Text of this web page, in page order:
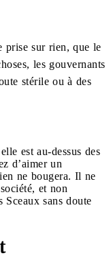
prise sur rien, que le
les gouvernants
stérile ou à des
est au-dessus des
d’aimer un
ne bougera. Il ne
et non
Sceaux sans doute